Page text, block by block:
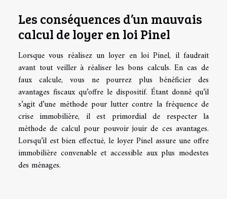
Les conséquences d’un mauvais
calcul de loyer en loi Pinel
Lorsque vous réalisez un loyer en loi Pinel, il faudrait
avant tout veiller à réaliser les bons calculs. En cas de
faux calcule, vous ne pourrez plus bénéficier des
avantages fiscaux qu’offre le dispositif. Étant donné qu’il
s’agit d’une méthode pour lutter contre la fréquence de
crise immobilière, il est primordial de respecter la
méthode de calcul pour pouvoir jouir de ces avantages.
Lorsqu’il est bien effectué, le loyer Pinel assure une offre
immobilière convenable et accessible aux plus modestes
des ménages.